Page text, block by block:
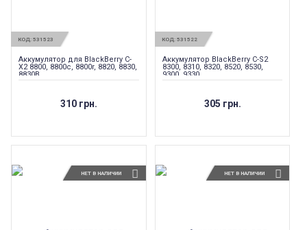
КОД: 531523
Аккумулятор для BlackBerry C-
X2 8800, 8800c, 8800r, 8820, 8830,
8830B
310 грн.
КОД: 531522
Аккумулятор BlackBerry C-S2
8300, 8310, 8320, 8520, 8530,
9300, 9330
305 грн.
НЕТ В НАЛИЧИИ НЕТ В НАЛИЧИИ